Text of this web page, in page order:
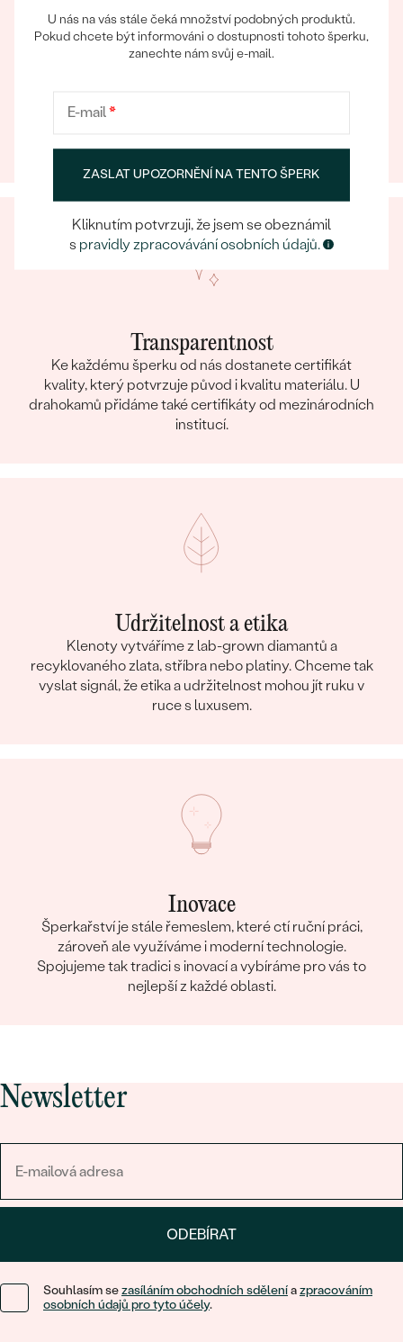
Bestsellery
OBJEVIT
Při nakupování online i osobně se můžete spolehnout
Transparentnost
Ke každému šperku od nás dostanete certifikát
kvality, který potvrzuje původ i kvalitu materiálu. U
drahokamů přidáme také certifikáty od mezinárodních
institucí.
Udržitelnost a etika
Klenoty vytváříme z lab-grown diamantů a
recyklovaného zlata, stříbra nebo platiny. Chceme tak
vyslat signál, že etika a udržitelnost mohou jít ruku v
ruce s luxusem.
Inovace
Šperkařství je stále řemeslem, které ctí ruční práci,
zároveň ale využíváme i moderní technologie.
Spojujeme tak tradici s inovací a vybíráme pro vás to
nejlepší z každé oblasti.
Newsletter
ODEBÍRAT
Souhlasím sezasíláním obchodních sděleníazpracováním
osobních údajů pro tyto účely.
U nás na vás stále čeká množství podobných produktů.
Pokud chcete být informováni o dostupnosti tohoto šperku,
zanechte nám svůj e-mail.
E-mail*
ZASLAT UPOZORNĚNÍ NA TENTO ŠPERK
Kliknutím potvrzuji, že jsem se obeznámil
s pravidly zpracovávání osobních údajů.